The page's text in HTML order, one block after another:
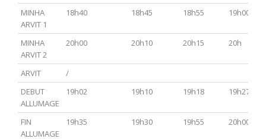
MINHA
ARVIT 1
18h40 18h45 18h55 19h00
MINHA
ARVIT 2
20h00 20h10 20h15 20h
ARVIT
/
DEBUT
ALLUMAGE
19h02 19h10 19h18 19h27
FIN
ALLUMAGE
19h35 19h30 19h55 20h00